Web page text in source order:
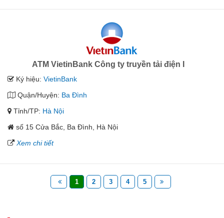
ATM VietinBank Công ty truyền tải điện I
Ký hiệu: VietinBank
Quận/Huyện: Ba Đình
Tỉnh/TP: Hà Nội
số 15 Cửa Bắc, Ba Đình, Hà Nội
Xem chi tiết
1 2 3 4 5